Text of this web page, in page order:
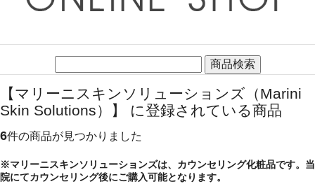
商品検索
【マリーニスキンソリューションズ（Marini
Skin Solutions）】 に登録されている商品
6件の商品が見つかりました
※マリーニスキンソリューションズは、カウンセリング化粧品です。当
院にてカウンセリング後にご購入可能となります。